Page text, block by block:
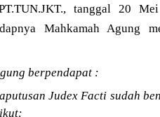
tanggal 20
Mahkamah Agung
berpendapat :
Judex Facti sudah